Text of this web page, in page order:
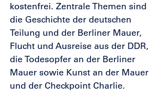
kostenfrei. Zentrale Themen sind
die Geschichte der deutschen
Teilung und der Berliner Mauer,
Flucht und Ausreise aus der DDR,
die Todesopfer an der Berliner
Mauer sowie Kunst an der Mauer
und der Checkpoint Charlie.